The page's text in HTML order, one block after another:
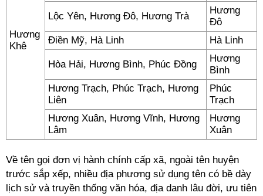
Hương
Khê
Lộc Yên, Hương Đô, Hương Trà
Hương
Đô
Điền Mỹ, Hà Linh
Hà Linh
Hòa Hải, Hương Bình, Phúc Đồng
Hương
Bình
Hương Trạch, Phúc Trạch, Hương
Liên
Phúc
Trạch
Hương Xuân, Hương Vĩnh, Hương
Lâm
Hương
Xuân
Về tên gọi đơn vị hành chính cấp xã, ngoài tên huyện
trước sắp xếp, nhiều địa phương sử dụng tên có bề dày
lịch sử và truyền thống văn hóa, địa danh lâu đời, ưu tiên